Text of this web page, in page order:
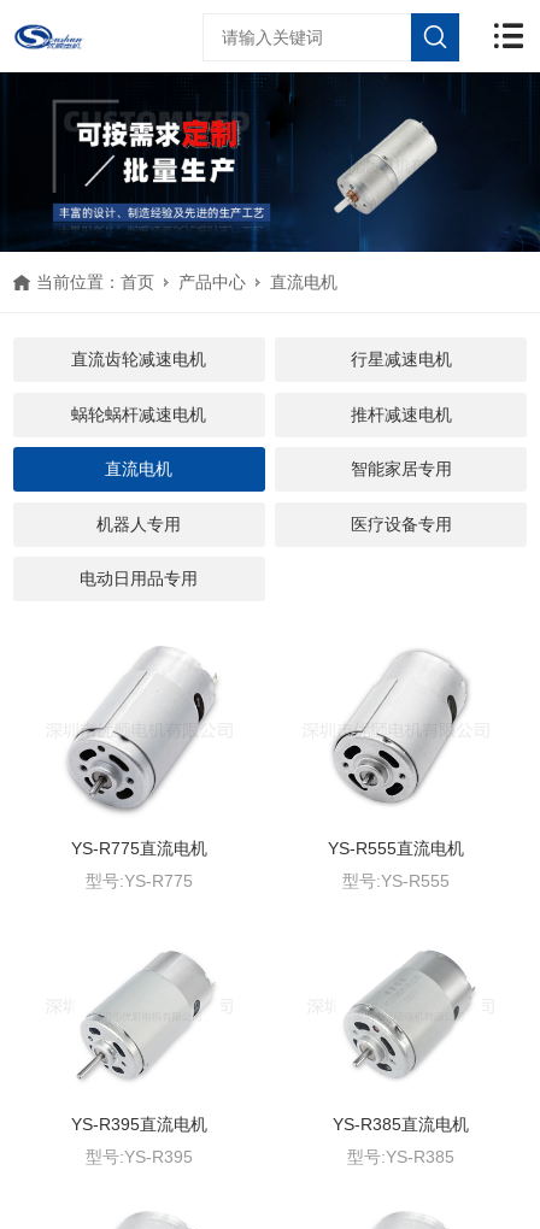
当前位置：首页 产品中心 直流电机
直流齿轮减速电机 行星减速电机
蜗轮蜗杆减速电机 推杆减速电机
直流电机 智能家居专用
机器人专用 医疗设备专用
电动日用品专用
YS-R775直流电机
型号:YS-R775
YS-R555直流电机
型号:YS-R555
YS-R395直流电机
型号:YS-R395
YS-R385直流电机
型号:YS-R385